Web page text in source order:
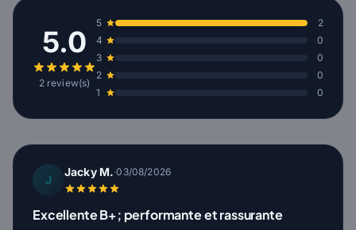
5.0
2 review(s)
5
2
4
0
3
0
2
0
1
0
J
Jacky M.·03/08/2026
Excellente B+; performante et rassurante